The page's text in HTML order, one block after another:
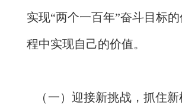
实现“两个一百年”奋斗目标
程中实现自己的价值。
（一）迎接新挑战，抓住新